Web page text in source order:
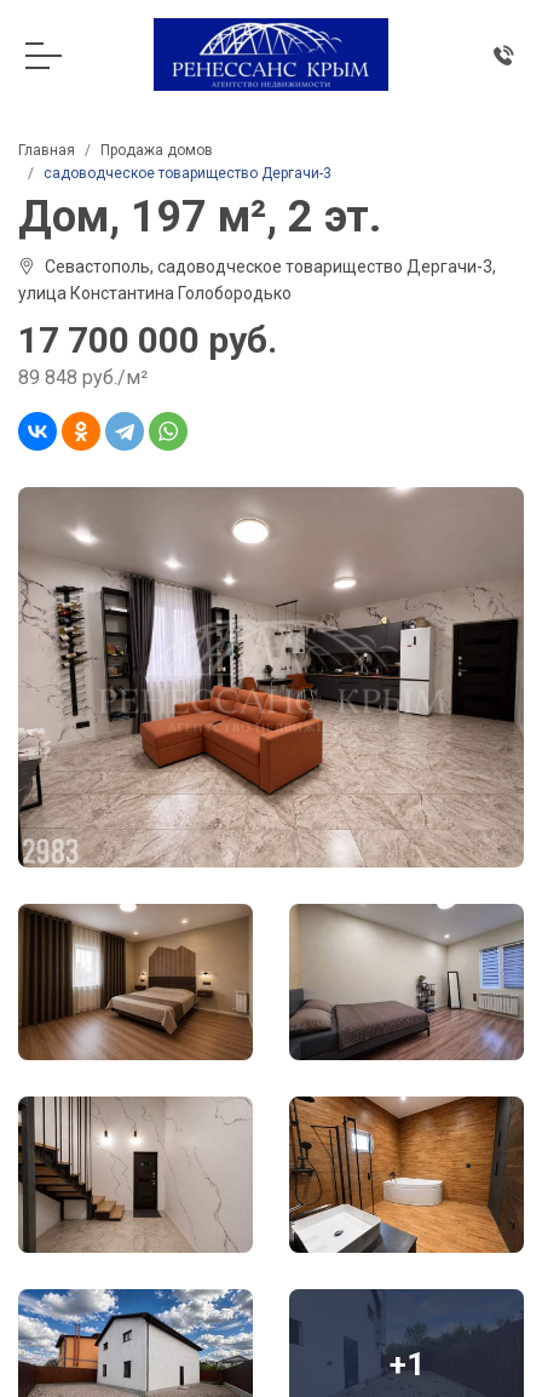
Главная
Продажа домов
садоводческое товарищество Дергачи-3
Дом, 197 м², 2 эт.
Севастополь, садоводческое товарищество Дергачи-3,
улица Константина Голобородько
17 700 000 руб.
89 848 руб./м²
+1